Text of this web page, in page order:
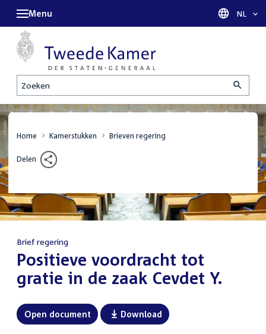
Zoeken
Menu Taal
NL
Home Kamerstukken Brieven regering
Delen
Brief regering
:Positieve voordracht tot
gratie in de zaak Cevdet Y.
Open document Download